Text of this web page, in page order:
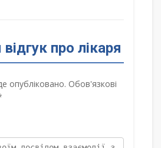
про лікаря
опубліковано. Обов'язкові